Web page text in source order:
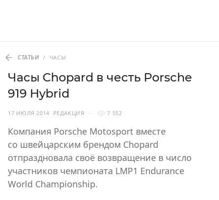
СТАТЬИ / ЧАСЫ
Часы Chopard в честь Porsche
919 Hybrid
17 ИЮЛЯ 2014 РЕДАКЦИЯ 7 552
Компания Porsche Motosport вместе
со швейцарским брендом Chopard
отпраздновала своё возвращение в число
участников чемпионата LMP1 Endurance
World Championship.